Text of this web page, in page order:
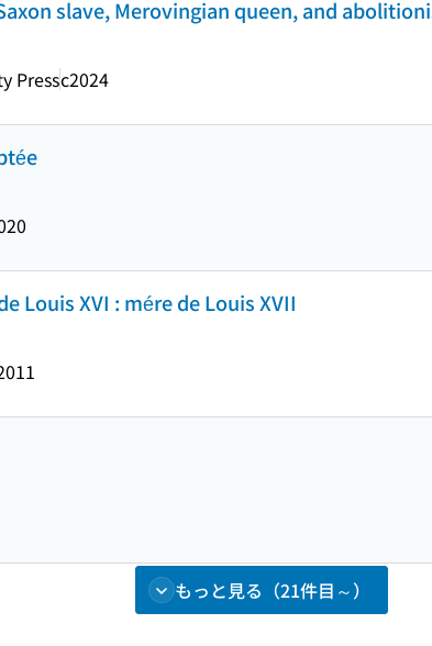
slave, Merovingian queen, and
Pressc2024
Louis XVI : mére de Louis XVII
もっと見る（21件目～）